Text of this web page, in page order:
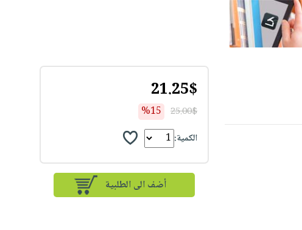
21.25$
25.00$
%15
الكمية:
أضف الى الطلبية